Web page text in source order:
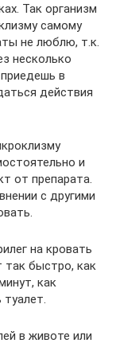
Так организм
самому
не люблю, т.к.
несколько
в
действия
и
от препарата.
с другими
на кровать
так быстро, как
как
в животе или